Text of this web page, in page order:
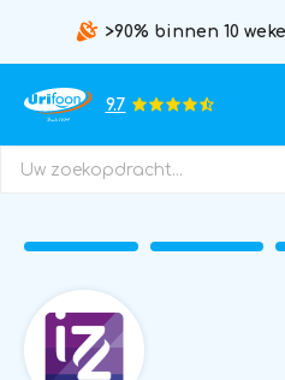
>90% binnen 10
9.7